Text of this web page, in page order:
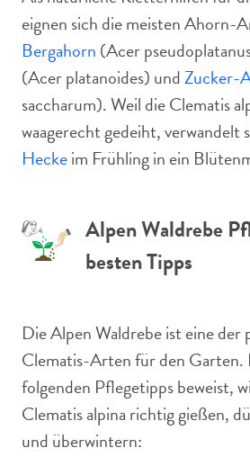
eignen sich die meisten Ahorn-
Bergahorn (Acer
(Acer platanoides) undZucker-
saccharum). Weil die Clematis
waagerecht gedeiht, verwandelt
Heckeim Frühling in ein
Alpen Waldrebe
besten Tipps
Die Alpen Waldrebe ist eine der
Clematis-Arten für den Garten.
folgenden Pflegetipps beweist,
Clematis alpina richtig gießen,
und überwintern: